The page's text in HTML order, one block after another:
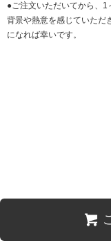
●ご注文いただいてから、
背景や熱意を感じていただ
になれば幸いです。